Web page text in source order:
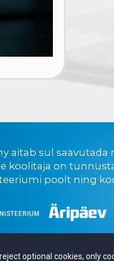
aitab sul
koolitaja on
poolt ning
optional cookies, only